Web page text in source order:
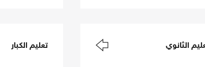
الثانوي تعليم الكبار